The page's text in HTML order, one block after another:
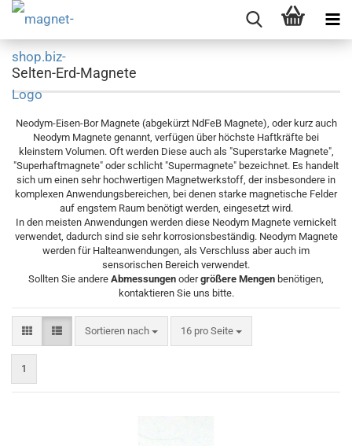
Selten-Erd-Magnete
Neodym-Eisen-Bor Magnete (abgekürzt NdFeB Magnete), oder kurz auch
Neodym Magnete genannt, verfügen über höchste Haftkräfte bei
kleinstem Volumen. Oft werden Diese auch als "Superstarke Magnete",
"Superhaftmagnete" oder schlicht "Supermagnete" bezeichnet. Es handelt
sich um einen sehr hochwertigen Magnetwerkstoff, der insbesondere in
komplexen Anwendungsbereichen, bei denen starke magnetische Felder
auf engstem Raum benötigt werden, eingesetzt wird.
In den meisten Anwendungen werden diese Neodym Magnete vernickelt
verwendet, dadurch sind sie sehr korrosionsbeständig. Neodym Magnete
werden für Halteanwendungen, als Verschluss aber auch im
sensorischen Bereich verwendet.
Sollten Sie andere Abmessungen odergrößere Mengen benötigen,
kontaktieren Sie uns bitte.
Sortieren nach
Sortieren nach 16 pro Seite
pro Seite
1